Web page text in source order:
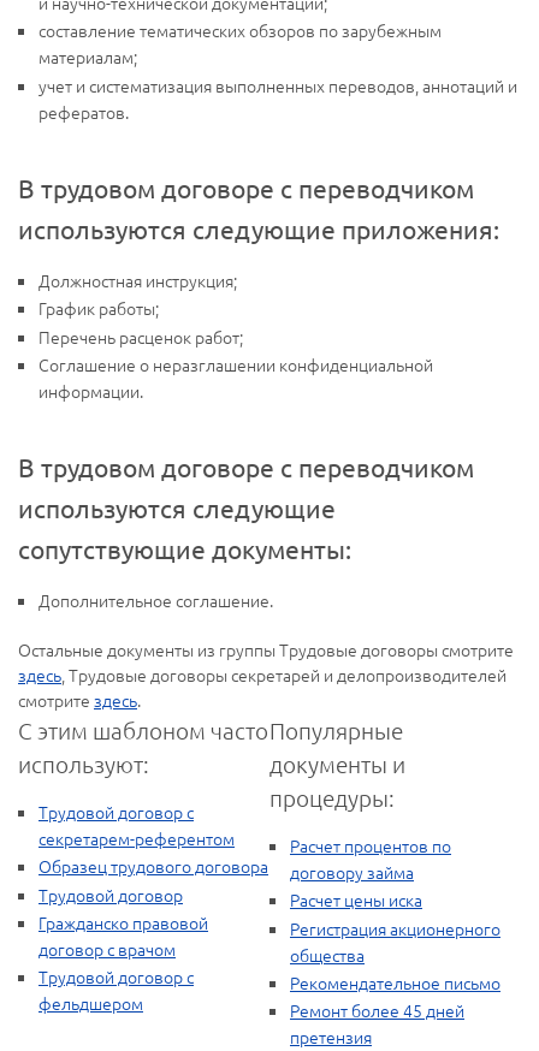
составление тематических обзоров по зарубежным
материалам;
учет и систематизация выполненных переводов, аннотаций и
рефератов.
В трудовом договоре с переводчиком
используются следующие приложения:
Должностная инструкция;
График работы;
Перечень расценок работ;
Соглашение о неразглашении конфиденциальной
информации.
В трудовом договоре с переводчиком
используются следующие
сопутствующие документы:
Дополнительное соглашение.
Остальные документы из группы Трудовые договоры смотрите
здесь , Трудовые договоры секретарей и делопроизводителей
смотрите здесь.
С этим шаблоном часто
используют:
Трудовой договор с
секретарем-референтом
Образец трудового договора
Трудовой договор
Гражданско правовой
договор с врачом
Трудовой договор с
фельдшером
Популярные
документы и
процедуры:
Расчет процентов по
договору займа
Расчет цены иска
Регистрация акционерного
общества
Рекомендательное письмо
Ремонт более 45 дней
претензия